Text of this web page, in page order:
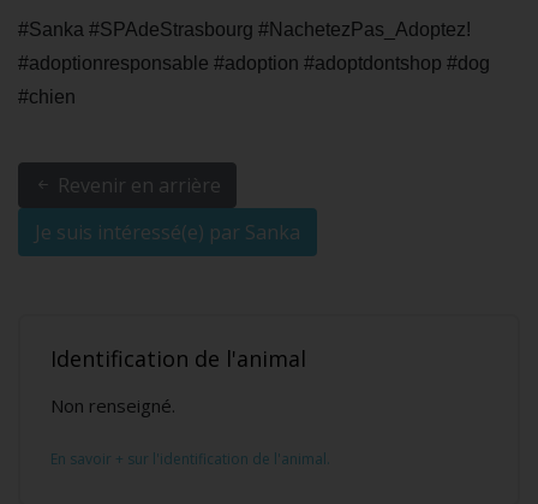
Identification de l'animal
Non renseigné.
En savoir + sur l'identification de l'animal.
#Sanka #SPAdeStrasbourg #NachetezPas_Adoptez!
#adoptionresponsable #adoption #adoptdontshop #dog
#chien
Revenir en arrière
Je suis intéressé(e) par Sanka